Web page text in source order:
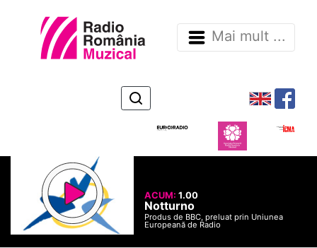
Mai mult ...
ACUM:1.00
Notturno
Produs de BBC, preluat prin Uniunea
Europeană de Radio